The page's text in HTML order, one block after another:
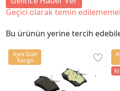
Geçici olarak temin
Bu ürünün yerine tercih
Aynı Gün
Kargo